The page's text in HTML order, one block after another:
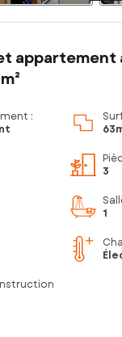
appartement
:
3
1